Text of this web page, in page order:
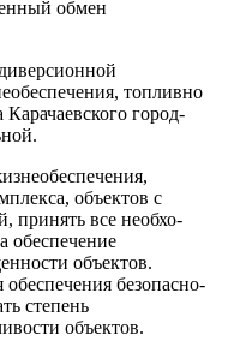
обмен
топливно
Карачаевского город­
объектов с
принять все необхо­
обеспечение
объектов.
обеспечения безопасно­
степень
объектов.